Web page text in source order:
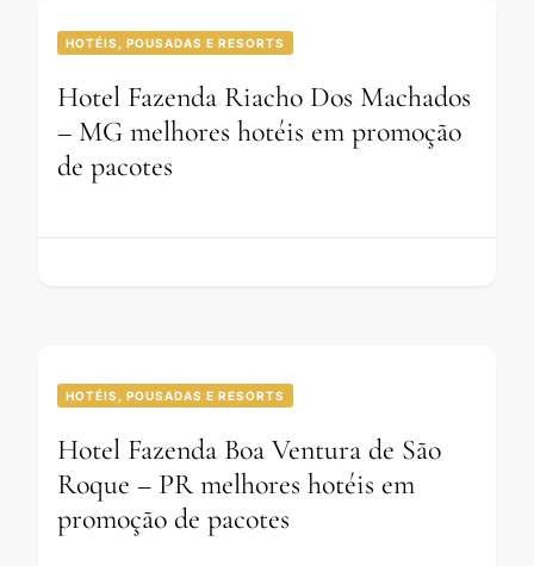
HOTÉIS, POUSADAS E RESORTS
Hotel Fazenda Riacho Dos Machados
– MG melhores hotéis em promoção
de pacotes
HOTÉIS, POUSADAS E RESORTS
Hotel Fazenda Boa Ventura de São
Roque – PR melhores hotéis em
promoção de pacotes